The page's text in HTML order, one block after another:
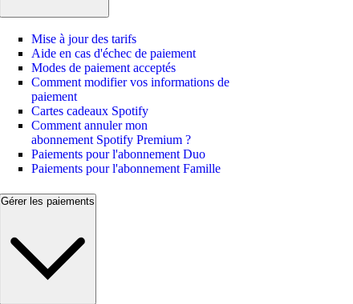
Mise à jour des tarifs
Aide en cas d'échec de paiement
Modes de paiement acceptés
Comment modifier vos informations de
paiement
Cartes cadeaux Spotify
Comment annuler mon
abonnement Spotify Premium ?
Paiements pour l'abonnement Duo
Paiements pour l'abonnement Famille
Gérer les paiements